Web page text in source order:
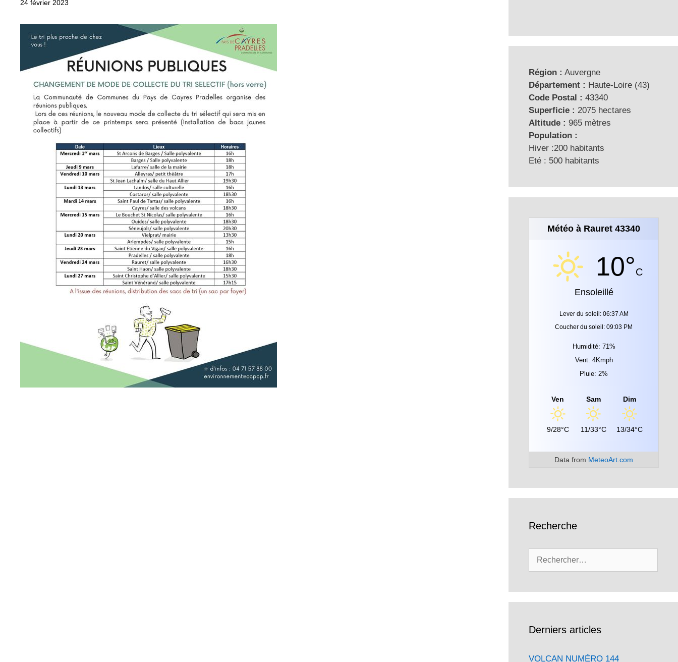
24 février 2023
Région : Auvergne
Département : Haute-Loire (43)
Code Postal : 43340
Superficie : 2075 hectares
Altitude : 965 mètres
Population :
Hiver :200 habitants
Eté : 500 habitants
Météo à Rauret 43340
10°C
Ensoleillé
Lever du soleil: 06:37 AM
Coucher du soleil: 09:03 PM
Humidité: 71%
Vent: 4Kmph
Pluie: 2%
Ven
9/28°C
Sam
11/33°C
Dim
13/34°C
Data from MeteoArt.com
Recherche
Derniers articles
VOLCAN NUMÉRO 144